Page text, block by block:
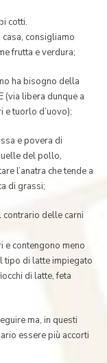
cotti.
consigliamo
frutta e verdura;
ha bisogno della
(via libera dunque a
e tuorlo d’uovo);
e povera di
del pollo,
l’anatra che tende a
di grassi;
contrario delle carni
e contengono meno
tipo di latte impiegato
di latte, feta
ma, in questi
essere più accorti